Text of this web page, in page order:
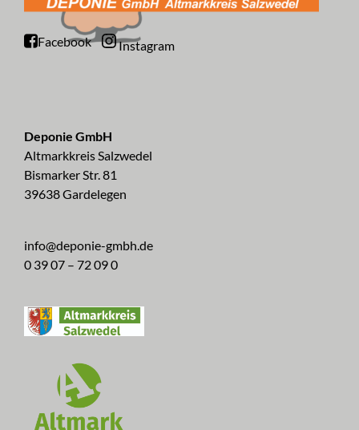
Facebook Instagram
Deponie GmbH
Altmarkkreis Salzwedel
Bismarker Str. 81
39638 Gardelegen
info@deponie-gmbh.de
0 39 07 – 72 09 0